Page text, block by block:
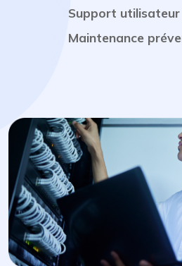
Support
Maintenance